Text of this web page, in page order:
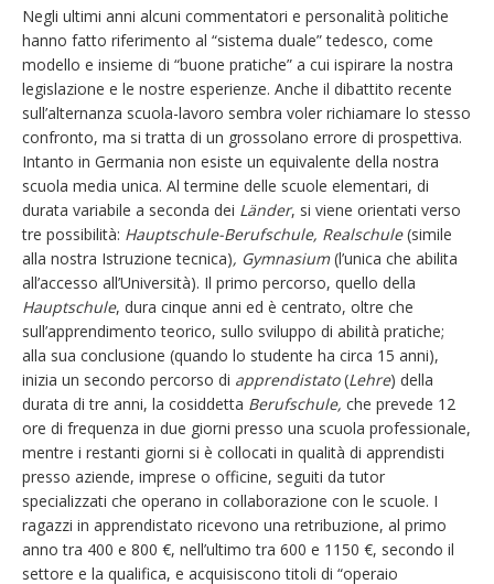
Negli ultimi anni alcuni commentatori e personalità politiche
hanno fatto riferimento al “sistema duale” tedesco, come
modello e insieme di “buone pratiche” a cui ispirare la nostra
legislazione e le nostre esperienze. Anche il dibattito recente
sull’alternanza scuola-lavoro sembra voler richiamare lo stesso
confronto, ma si tratta di un grossolano errore di prospettiva.
Intanto in Germania non esiste un equivalente della nostra
scuola media unica. Al termine delle scuole elementari, di
durata variabile a seconda dei Länder, si viene orientati verso
tre possibilità: Hauptschule-Berufschule, Realschule(simile
alla nostra Istruzione tecnica), Gymnasium(l’unica che abilita
all’accesso all’Università). Il primo percorso, quello della
Hauptschule, dura cinque anni ed è centrato, oltre che
sull’apprendimento teorico, sullo sviluppo di abilità pratiche;
alla sua conclusione (quando lo studente ha circa 15 anni),
inizia un secondo percorso di apprendistato(Lehre) della
durata di tre anni, la cosiddetta Berufschule, che prevede 12
ore di frequenza in due giorni presso una scuola professionale,
mentre i restanti giorni si è collocati in qualità di apprendisti
presso aziende, imprese o officine, seguiti da tutor
specializzati che operano in collaborazione con le scuole. I
ragazzi in apprendistato ricevono una retribuzione, al primo
anno tra 400 e 800 €, nell’ultimo tra 600 e 1150 €, secondo il
settore e la qualifica, e acquisiscono titoli di “operaio